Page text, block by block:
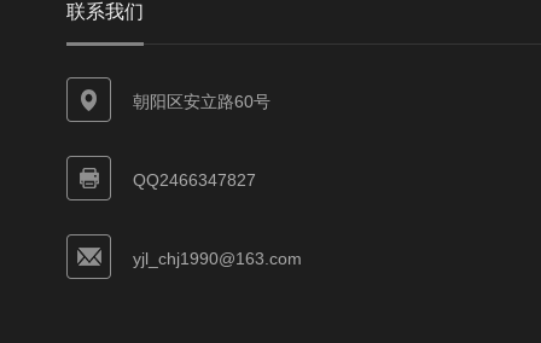
联系我们
朝阳区安立路60号
QQ2466347827
yjl_chj1990@163.com